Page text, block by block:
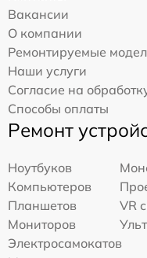
Вакансии
О компании
Ремонтируемые
Наши услуги
Согласие на
Способы оплаты
Ремонт
Ноутбуков
Компьютеров
Планшетов
VR
Мониторов
Электросамокатов